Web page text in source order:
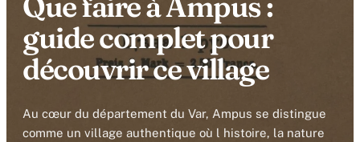
guide complet pour
découvrir ce village
Au cœur du département du Var, Ampus se distingue
comme un village authentique où l histoire, la nature